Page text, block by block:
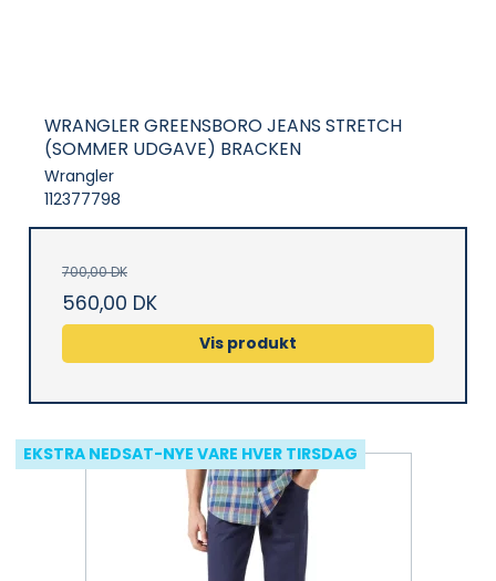
WRANGLER GREENSBORO JEANS STRETCH
(SOMMER UDGAVE) BRACKEN
Wrangler
112377798
700,00 DK
560,00 DK
Vis produkt
EKSTRA NEDSAT-NYE VARE HVER TIRSDAG